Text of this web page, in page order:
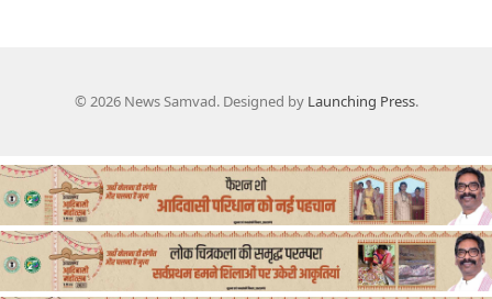
© 2026 News Samvad. Designed by Launching Press.